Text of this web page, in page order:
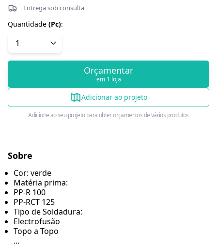
Entrega sob consulta
Quantidade (Pc):
Orçamentar
em 1 loja
Adicionar ao projeto
Adicione ao seu projeto para obter orçamentos de vários produtos
Sobre
Cor: verde
Matéria prima:
PP-R 100
PP-RCT 125
Tipo de Soldadura:
Electrofusão
Topo a Topo
...